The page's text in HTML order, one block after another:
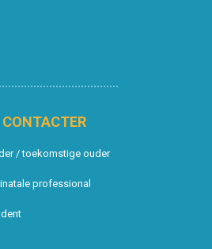
/ toekomstige ouder
professional